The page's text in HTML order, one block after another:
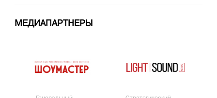
МЕДИАПАРТНЕРЫ